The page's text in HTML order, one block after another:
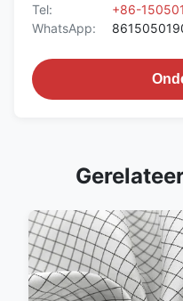
Tel:
+86-
WhatsApp: